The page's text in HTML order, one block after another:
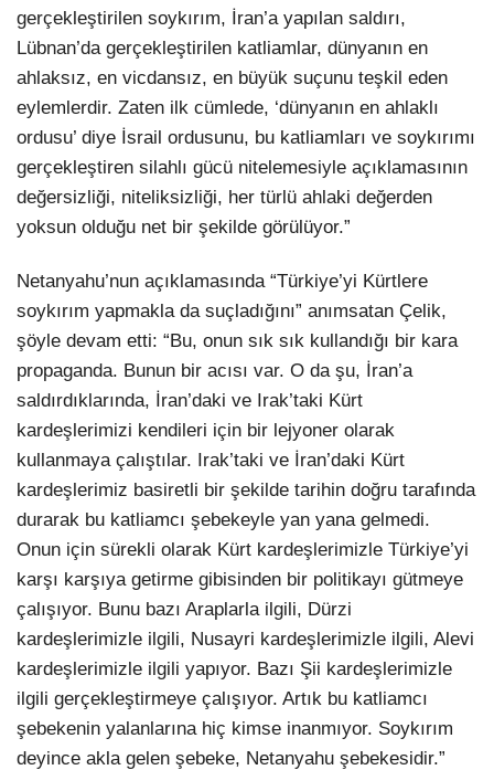
gerçekleştirilen soykırım, İran’a yapılan saldırı,
Lübnan’da gerçekleştirilen katliamlar, dünyanın en
ahlaksız, en vicdansız, en büyük suçunu teşkil eden
eylemlerdir. Zaten ilk cümlede, ‘dünyanın en ahlaklı
ordusu’ diye İsrail ordusunu, bu katliamları ve soykırımı
gerçekleştiren silahlı gücü nitelemesiyle açıklamasının
değersizliği, niteliksizliği, her türlü ahlaki değerden
yoksun olduğu net bir şekilde görülüyor.”
Netanyahu’nun açıklamasında “Türkiye’yi Kürtlere
soykırım yapmakla da suçladığını” anımsatan Çelik,
şöyle devam etti: “Bu, onun sık sık kullandığı bir kara
propaganda. Bunun bir acısı var. O da şu, İran’a
saldırdıklarında, İran’daki ve Irak’taki Kürt
kardeşlerimizi kendileri için bir lejyoner olarak
kullanmaya çalıştılar. Irak’taki ve İran’daki Kürt
kardeşlerimiz basiretli bir şekilde tarihin doğru tarafında
durarak bu katliamcı şebekeyle yan yana gelmedi.
Onun için sürekli olarak Kürt kardeşlerimizle Türkiye’yi
karşı karşıya getirme gibisinden bir politikayı gütmeye
çalışıyor. Bunu bazı Araplarla ilgili, Dürzi
kardeşlerimizle ilgili, Nusayri kardeşlerimizle ilgili, Alevi
kardeşlerimizle ilgili yapıyor. Bazı Şii kardeşlerimizle
ilgili gerçekleştirmeye çalışıyor. Artık bu katliamcı
şebekenin yalanlarına hiç kimse inanmıyor. Soykırım
deyince akla gelen şebeke, Netanyahu şebekesidir.”